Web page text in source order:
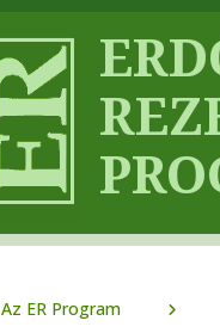
Az ER Program